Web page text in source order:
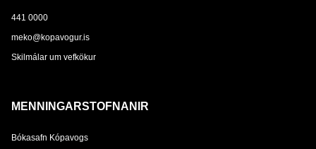
441 0000
meko@kopavogur.is
Skilmálar um vefkökur
MENNINGARSTOFNANIR
Bókasafn Kópavogs